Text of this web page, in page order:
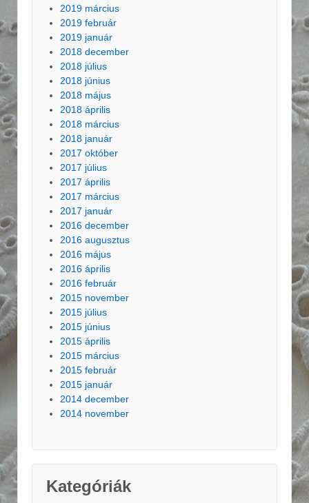
2019 március
2019 február
2019 január
2018 december
2018 július
2018 június
2018 május
2018 április
2018 március
2018 január
2017 október
2017 július
2017 április
2017 március
2017 január
2016 december
2016 augusztus
2016 május
2016 április
2016 február
2015 november
2015 július
2015 június
2015 április
2015 március
2015 február
2015 január
2014 december
2014 november
Kategóriák